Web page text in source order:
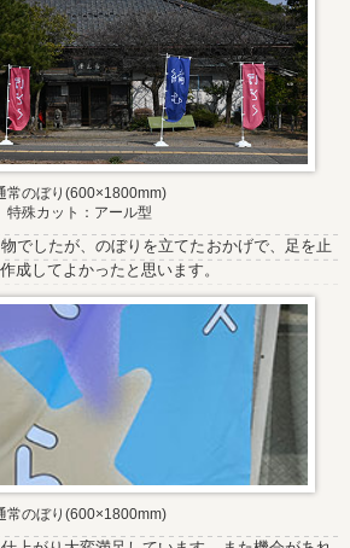
常のぼり(600×1800mm)
特殊カット：アール型
でしたが、のぼりを立てたおかげで、足を止
成してよかったと思います。
常のぼり(600×1800mm)